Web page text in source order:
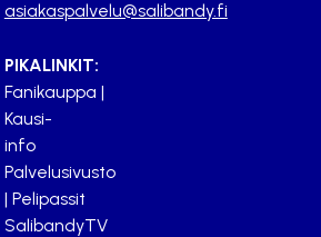
asiakaspalvelu@salibandy.fi
PIKALINKIT:
Fanikauppa |
Kausi-
info
Palvelusivusto
| Pelipassit
SalibandyTV